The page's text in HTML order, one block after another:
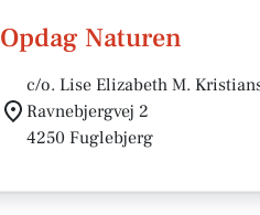
Opdag Naturen
c/o. Lise Elizabeth M.
Ravnebjergvej 2
4250 Fuglebjerg